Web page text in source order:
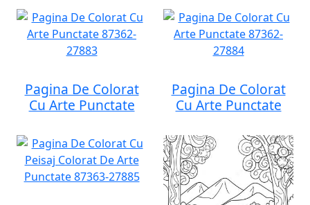
Pagina De Colorat
Cu Arte Punctate
Pagina De Colorat
Cu Arte Punctate